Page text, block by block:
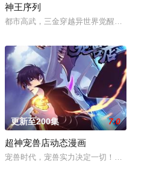
为救治师父森木宇冲
陆。大陆鼎盛时期由浣溪沙、赤霞峰、风
神王序列
都市高武，三金穿越异世界觉醒最强序列
一个将决定二者命运
个京城恶少，十足的人渣败类，败家子中的
更新至200集 7.0
超神宠兽店动态漫画
宠兽时代，宠兽实力决定一切！战宠师们全